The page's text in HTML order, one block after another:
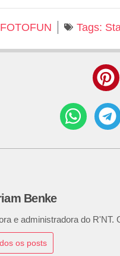
FOTOFUN Tags:
Benke
e administradora do R'NT.
os posts